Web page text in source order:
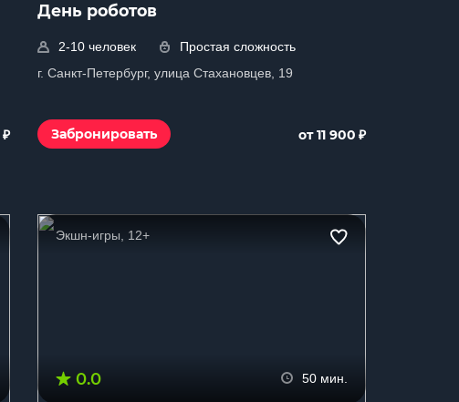
₽
День роботов
2-10 человек
Простая сложность
г. Санкт-Петербург, улица Стахановцев, 19
Забронировать от 11 900 ₽
Экшн-игры, 12+
0.0 50 мин.